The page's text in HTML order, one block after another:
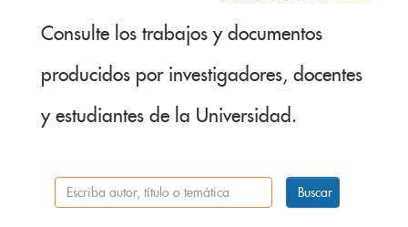
Consulte los trabajos y documentos
producidos por investigadores, docentes
y estudiantes de la Universidad.